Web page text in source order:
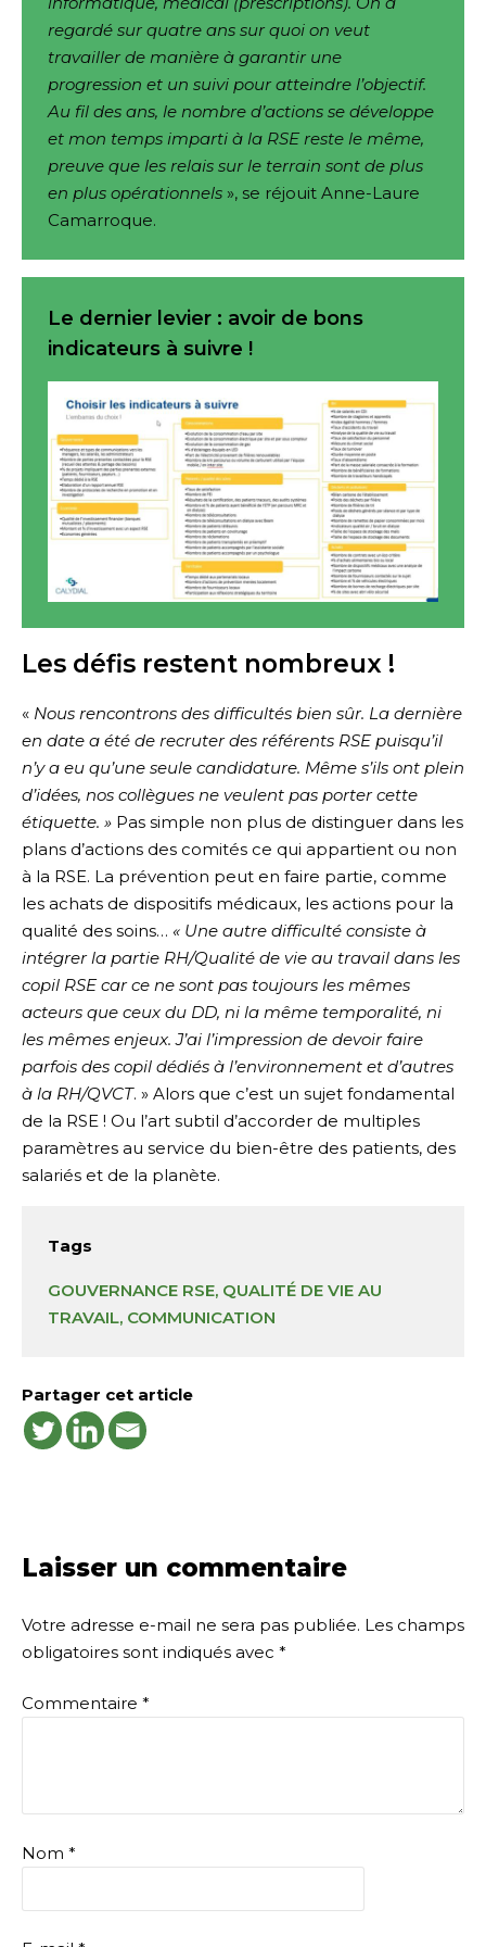
regardé sur quatre ans sur quoi on veut
travailler de manière à garantir une
progression et un suivi pour atteindre l’objectif.
Au fil des ans, le nombre d’actions se développe
et mon temps imparti à la RSE reste le même,
preuve que les relais sur le terrain sont de plus
en plus opérationnels », se réjouit Anne-Laure
Camarroque.
Le dernier levier : avoir de bons
indicateurs à suivre !
Les défis restent nombreux !
« Nous rencontrons des difficultés bien sûr. La dernière
en date a été de recruter des référents RSE puisqu’il
n’y a eu qu’une seule candidature. Même s’ils ont plein
d’idées, nos collègues ne veulent pas porter cette
étiquette. » Pas simple non plus de distinguer dans les
plans d’actions des comités ce qui appartient ou non
à la RSE. La prévention peut en faire partie, comme
les achats de dispositifs médicaux, les actions pour la
qualité des soins… « Une autre difficulté consiste à
intégrer la partie RH/Qualité de vie au travail dans les
copil RSE car ce ne sont pas toujours les mêmes
acteurs que ceux du DD, ni la même temporalité, ni
les mêmes enjeux. J’ai l’impression de devoir faire
parfois des copil dédiés à l’environnement et d’autres
à la RH/QVCT. » Alors que c’est un sujet fondamental
de la RSE ! Ou l’art subtil d’accorder de multiples
paramètres au service du bien-être des patients, des
salariés et de la planète.
Tags
GOUVERNANCE RSE, QUALITÉ DE VIE AU
TRAVAIL, COMMUNICATION
Partager cet article
Laisser un commentaire
Votre adresse e-mail ne sera pas publiée. Les champs
obligatoires sont indiqués avec *
Commentaire *
Nom *